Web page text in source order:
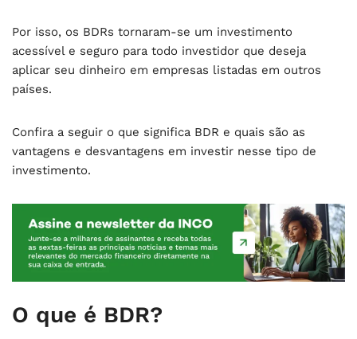
Por isso, os BDRs tornaram-se um investimento
acessível e seguro para todo investidor que deseja
aplicar seu dinheiro em empresas listadas em outros
países.
Confira a seguir o que significa BDR e quais são as
vantagens e desvantagens em investir nesse tipo de
investimento.
O que é BDR?